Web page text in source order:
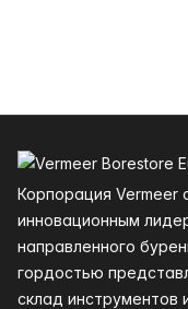
Корпорация Vermeer
инновационным
направленного
гордостью
склад инструментов